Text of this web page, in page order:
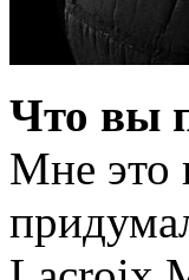
Что вы
Мне это